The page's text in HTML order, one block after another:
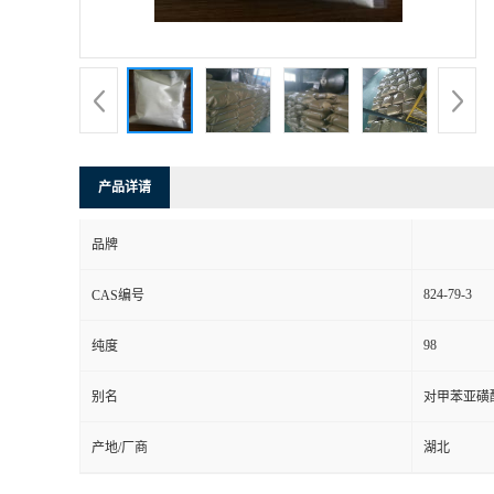
产品详请
品牌
CAS编号 824-79-3
纯度 98
别名 对甲苯亚磺
产地/厂商 湖北